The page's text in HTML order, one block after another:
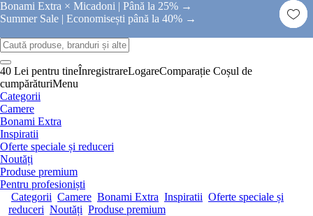
Bonami Extra × Micadoni | Până la 25% →
Summer Sale | Economisești până la 40% →
40 Lei pentru tineÎnregistrareLogareComparație Coșul de
cumpărăturiMenu
Categorii
Camere
Bonami Extra
Inspiratii
Oferte speciale și reduceri
Noutăți
Produse premium
Pentru profesioniști
Categorii Camere Bonami Extra Inspiratii Oferte speciale și
reduceri Noutăți Produse premium